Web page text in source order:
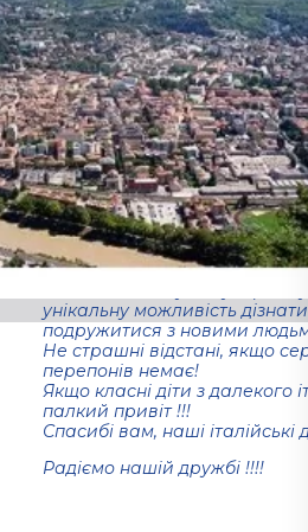
Що може об’єднати людей
проживання? Бажання
Посткроссинг в даному
Хлопці та викладачі з
прислали до Дніпра
Тренто. А команда
Міжнародного
«Солідарність», найближчим
Італію.
До акції фонду долучилися і
Будинку-Інтернату для дітей
Початок покладено!
унікальну можливість
подружитися з новими
Не страшні відстані, якщо
перепонів немає!
Якщо класні діти з далекого
палкий привіт !!!
Спасибі вам, наші італійські
Радіємо нашій дружбі !!!!